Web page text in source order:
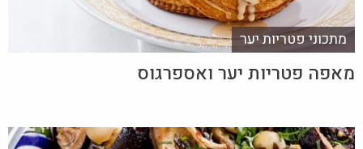
מתכוני פטריות יער
מאפה פטריות יער ואספרגוס